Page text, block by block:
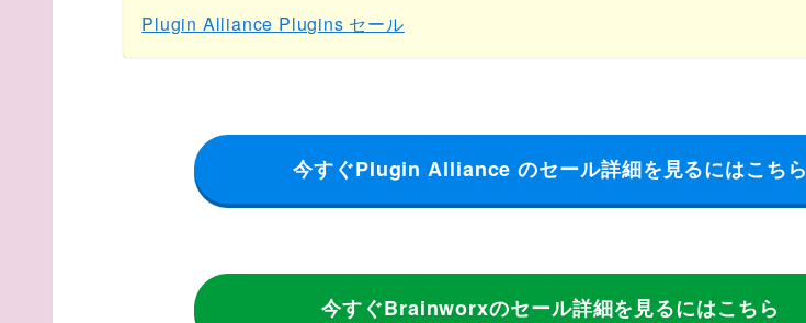
Plugin Alliance Plugins セール
今すぐPlugin Alliance のセール詳細を見るにはこちら
今すぐBrainworxのセール詳細を見るにはこちら